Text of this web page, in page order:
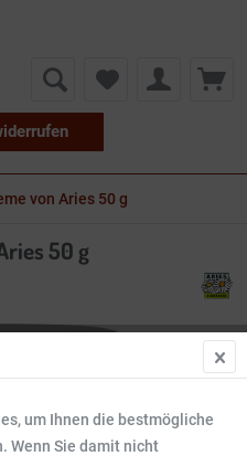
von Aries 50 g
50 g
um Ihnen die bestmögliche
Wenn Sie damit nicht